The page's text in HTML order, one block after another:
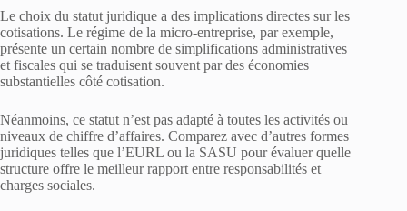
Le choix du statut juridique a des implications directes sur les
cotisations. Le régime de la micro-entreprise, par exemple,
présente un certain nombre de simplifications administratives
et fiscales qui se traduisent souvent par des économies
substantielles côté cotisation.
Néanmoins, ce statut n’est pas adapté à toutes les activités ou
niveaux de chiffre d’affaires. Comparez avec d’autres formes
juridiques telles que l’EURL ou la SASU pour évaluer quelle
structure offre le meilleur rapport entre responsabilités et
charges sociales.